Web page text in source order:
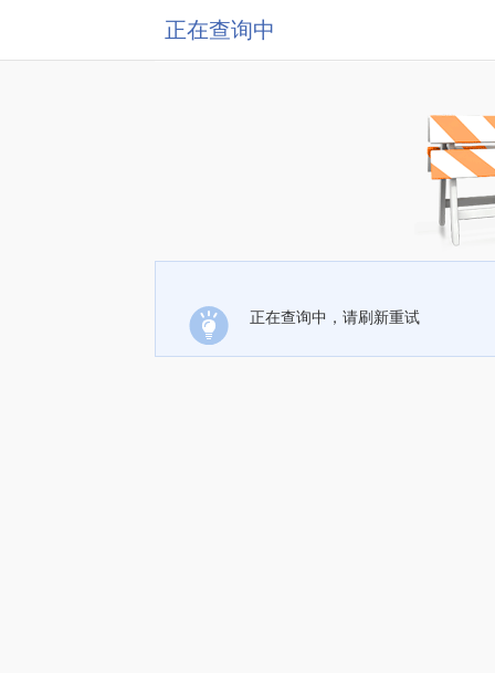
正在查询中
正在查询中，请刷新重试